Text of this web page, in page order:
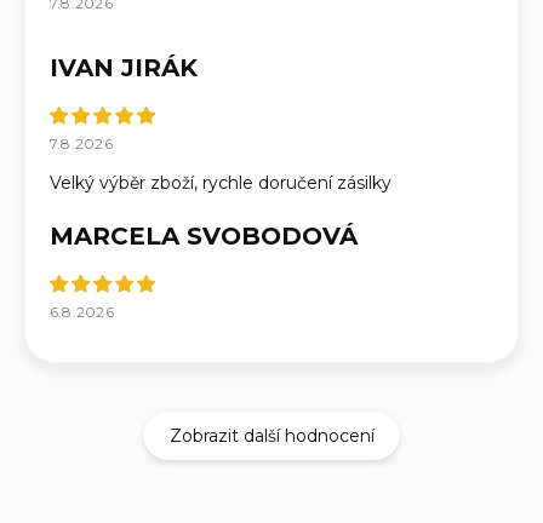
IVAN JIRÁK
7.8.2026
Velký výběr zboží, rychle doručení zásilky
MARCELA SVOBODOVÁ
6.8.2026
Zobrazit další hodnocení